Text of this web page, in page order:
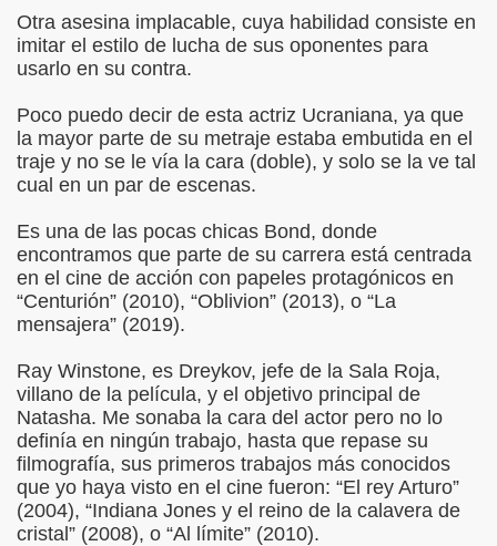
Otra asesina implacable, cuya habilidad consiste en
imitar el estilo de lucha de sus oponentes para
usarlo en su contra.
Poco puedo decir de esta actriz Ucraniana, ya que
la mayor parte de su metraje estaba embutida en el
traje y no se le vía la cara (doble), y solo se la ve tal
cual en un par de escenas.
Es una de las pocas chicas Bond, donde
encontramos que parte de su carrera está centrada
en el cine de acción con papeles protagónicos en
“Centurión” (2010), “Oblivion” (2013), o “La
mensajera” (2019).
Ray Winstone, es Dreykov, jefe de la Sala Roja,
villano de la película, y el objetivo principal de
Natasha. Me sonaba la cara del actor pero no lo
definía en ningún trabajo, hasta que repase su
filmografía, sus primeros trabajos más conocidos
que yo haya visto en el cine fueron: “El rey Arturo”
(2004), “Indiana Jones y el reino de la calavera de
cristal” (2008), o “Al límite” (2010).